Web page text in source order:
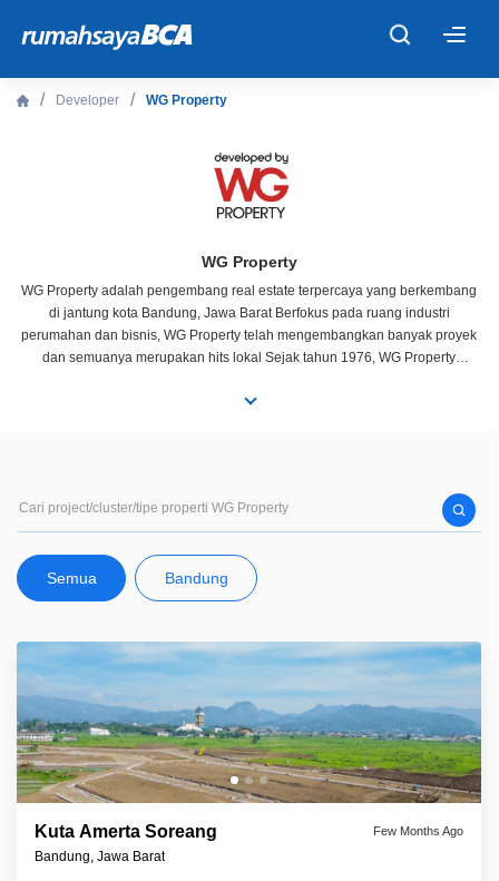
Rekanan
Developer WG Property
WG Property
WG Property adalah pengembang real estate terpercaya yang berkembang
di jantung kota Bandung, Jawa Barat Berfokus pada ruang industri
perumahan dan bisnis, WG Property telah mengembangkan banyak proyek
dan semuanya merupakan hits lokal Sejak tahun 1976, WG Property
kehidupan perkotaan bernama Grand Sharon Residence
Semua Bandung
Kuta Amerta Soreang
Bandung, Jawa Barat
Few Months Ago